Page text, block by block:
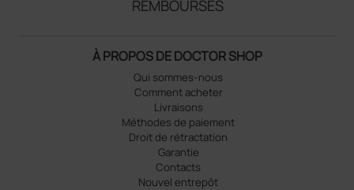
REMBOURSÉS
À PROPOS DE DOCTOR SHOP
Qui sommes-nous
Comment acheter
Livraisons
Méthodes de paiement
Droit de rétractation
Garantie
Contacts
Nouvel entrepôt